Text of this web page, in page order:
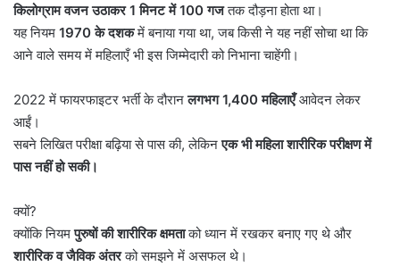
किलोग्राम वजन उठाकर 1मिनट में 100गजतक दौड़ना होता था।
यह नियम 1970के दशकमें बनाया गया था, जब किसी ने यह नहीं सोचा था कि
आने वाले समय में महिलाएँ भी इस जिम्मेदारी को निभाना चाहेंगी।
2022 में फायरफाइटर भर्ती के दौरानलगभग 1,400महिलाएँआवेदन लेकर
आईं।
सबने लिखित परीक्षा बढ़िया से पास की, लेकिनएक भी महिला शारीरिक परीक्षण में
पास नहीं हो सकी।
क्यों?
क्योंकि नियमपुरुषों की शारीरिक क्षमताको ध्यान में रखकर बनाए गए थे और
शारीरिक व जैविक अंतरको समझने में असफल थे।